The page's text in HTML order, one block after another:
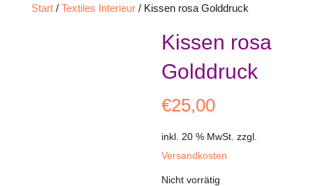
Start/ Textiles Interieur/ Kissen rosa Golddruck
Kissen rosa
Golddruck
€25,00
inkl. 20 % MwSt. zzgl.
Versandkosten
Nicht vorrätig